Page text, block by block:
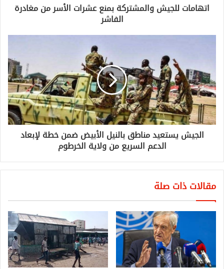
اتهامات للجيش والمشتركة بمنع عشرات الأسر من مغادرة
الفاشر
الجيش يستعيد مناطق بالنيل الأبيض ضمن خطة لإبعاد
الدعم السريع من ولاية الخرطوم
مقالات ذات صلة